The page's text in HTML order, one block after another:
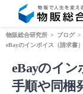
【
物販総合研究所 > ブログ >
eBayのインボイス（請求書
eBayのイ
手順や同梱